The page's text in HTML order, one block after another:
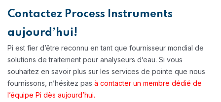
Contactez Process Instruments
aujourd’hui!
Pi est fier d’être reconnu en tant que fournisseur mondial de
solutions de traitement pour analyseurs d’eau. Si vous
souhaitez en savoir plus sur les services de pointe que nous
fournissons, n’hésitez pas à contacter un membre dédié de
l’équipe Pi dès aujourd’hui.